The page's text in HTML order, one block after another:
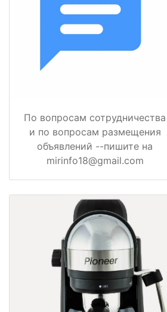
По вопросам сотрудничества
и по вопросам размещения
объявлений --пишите на
mirinfo18@gmail.com